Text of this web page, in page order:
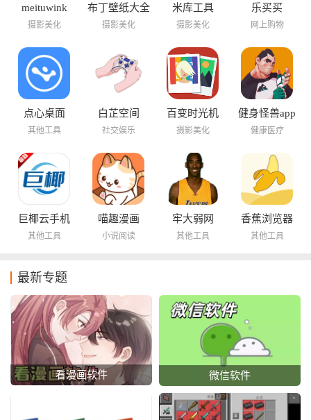
meituwink
摄影美化
布丁壁纸大全
摄影美化
米库工具
摄影美化
乐买买
网上购物
点心桌面
其他工具
白芷空间
社交娱乐
百变时光机
摄影美化
健身怪兽app
健康医疗
巨椰云手机
其他工具
喵趣漫画
小说阅读
牢大弱网
其他工具
香蕉浏览器
其他工具
最新专题
看漫画软件 微信软件